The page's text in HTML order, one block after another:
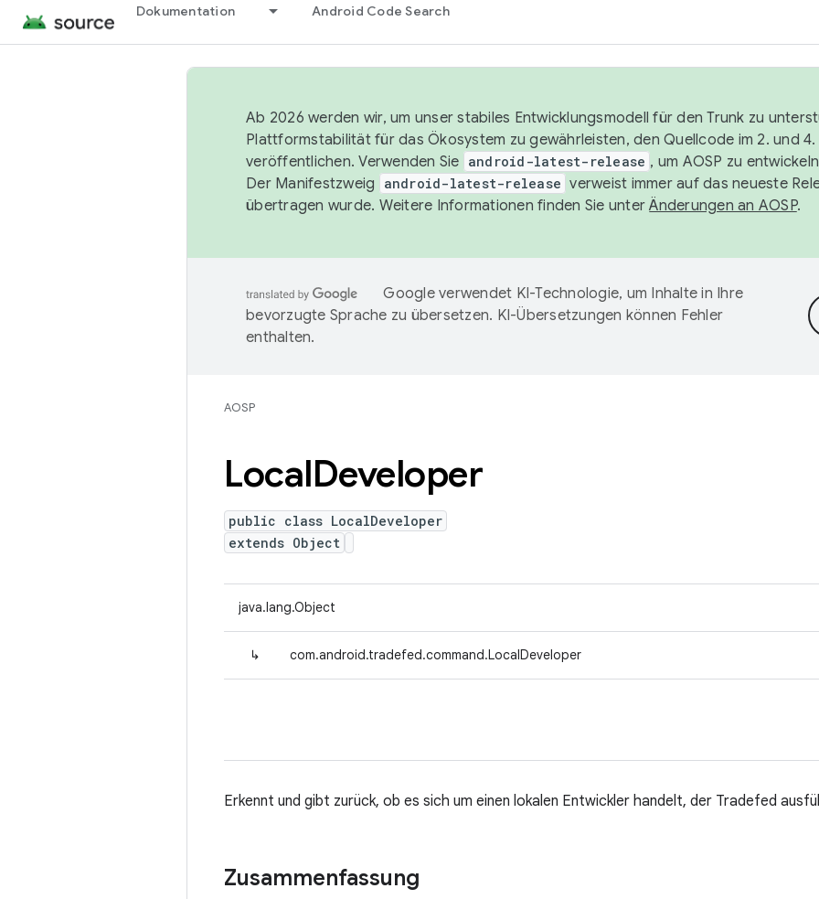
Dokumentation Android Code Search
Ab 2026 werden wir, um unser stabiles Entwicklungsmodell für den Trunk zu
Plattformstabilität für das Ökosystem zu gewährleisten, den Quellcode im 2. und 4.
veröffentlichen. Verwenden Sie android-latest-release , um AOSP zu
Der Manifestzweig
android-latest-release verweist immer auf das neueste
übertragen wurde. Weitere Informationen finden Sie unterÄnderungen an AOSP.
Google verwendet KI-Technologie, um Inhalte in Ihre
bevorzugte Sprache zu übersetzen. KI-Übersetzungen können Fehler
enthalten.
AOSP
LocalDeveloper
public class LocalDeveloper
extends Object
java.lang.Object
↳ com.android.tradefed.command.LocalDeveloper
Erkennt und gibt zurück, ob es sich um einen lokalen Entwickler handelt, der Tradefed
Zusammenfassung